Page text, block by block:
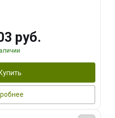
руб.
Купить